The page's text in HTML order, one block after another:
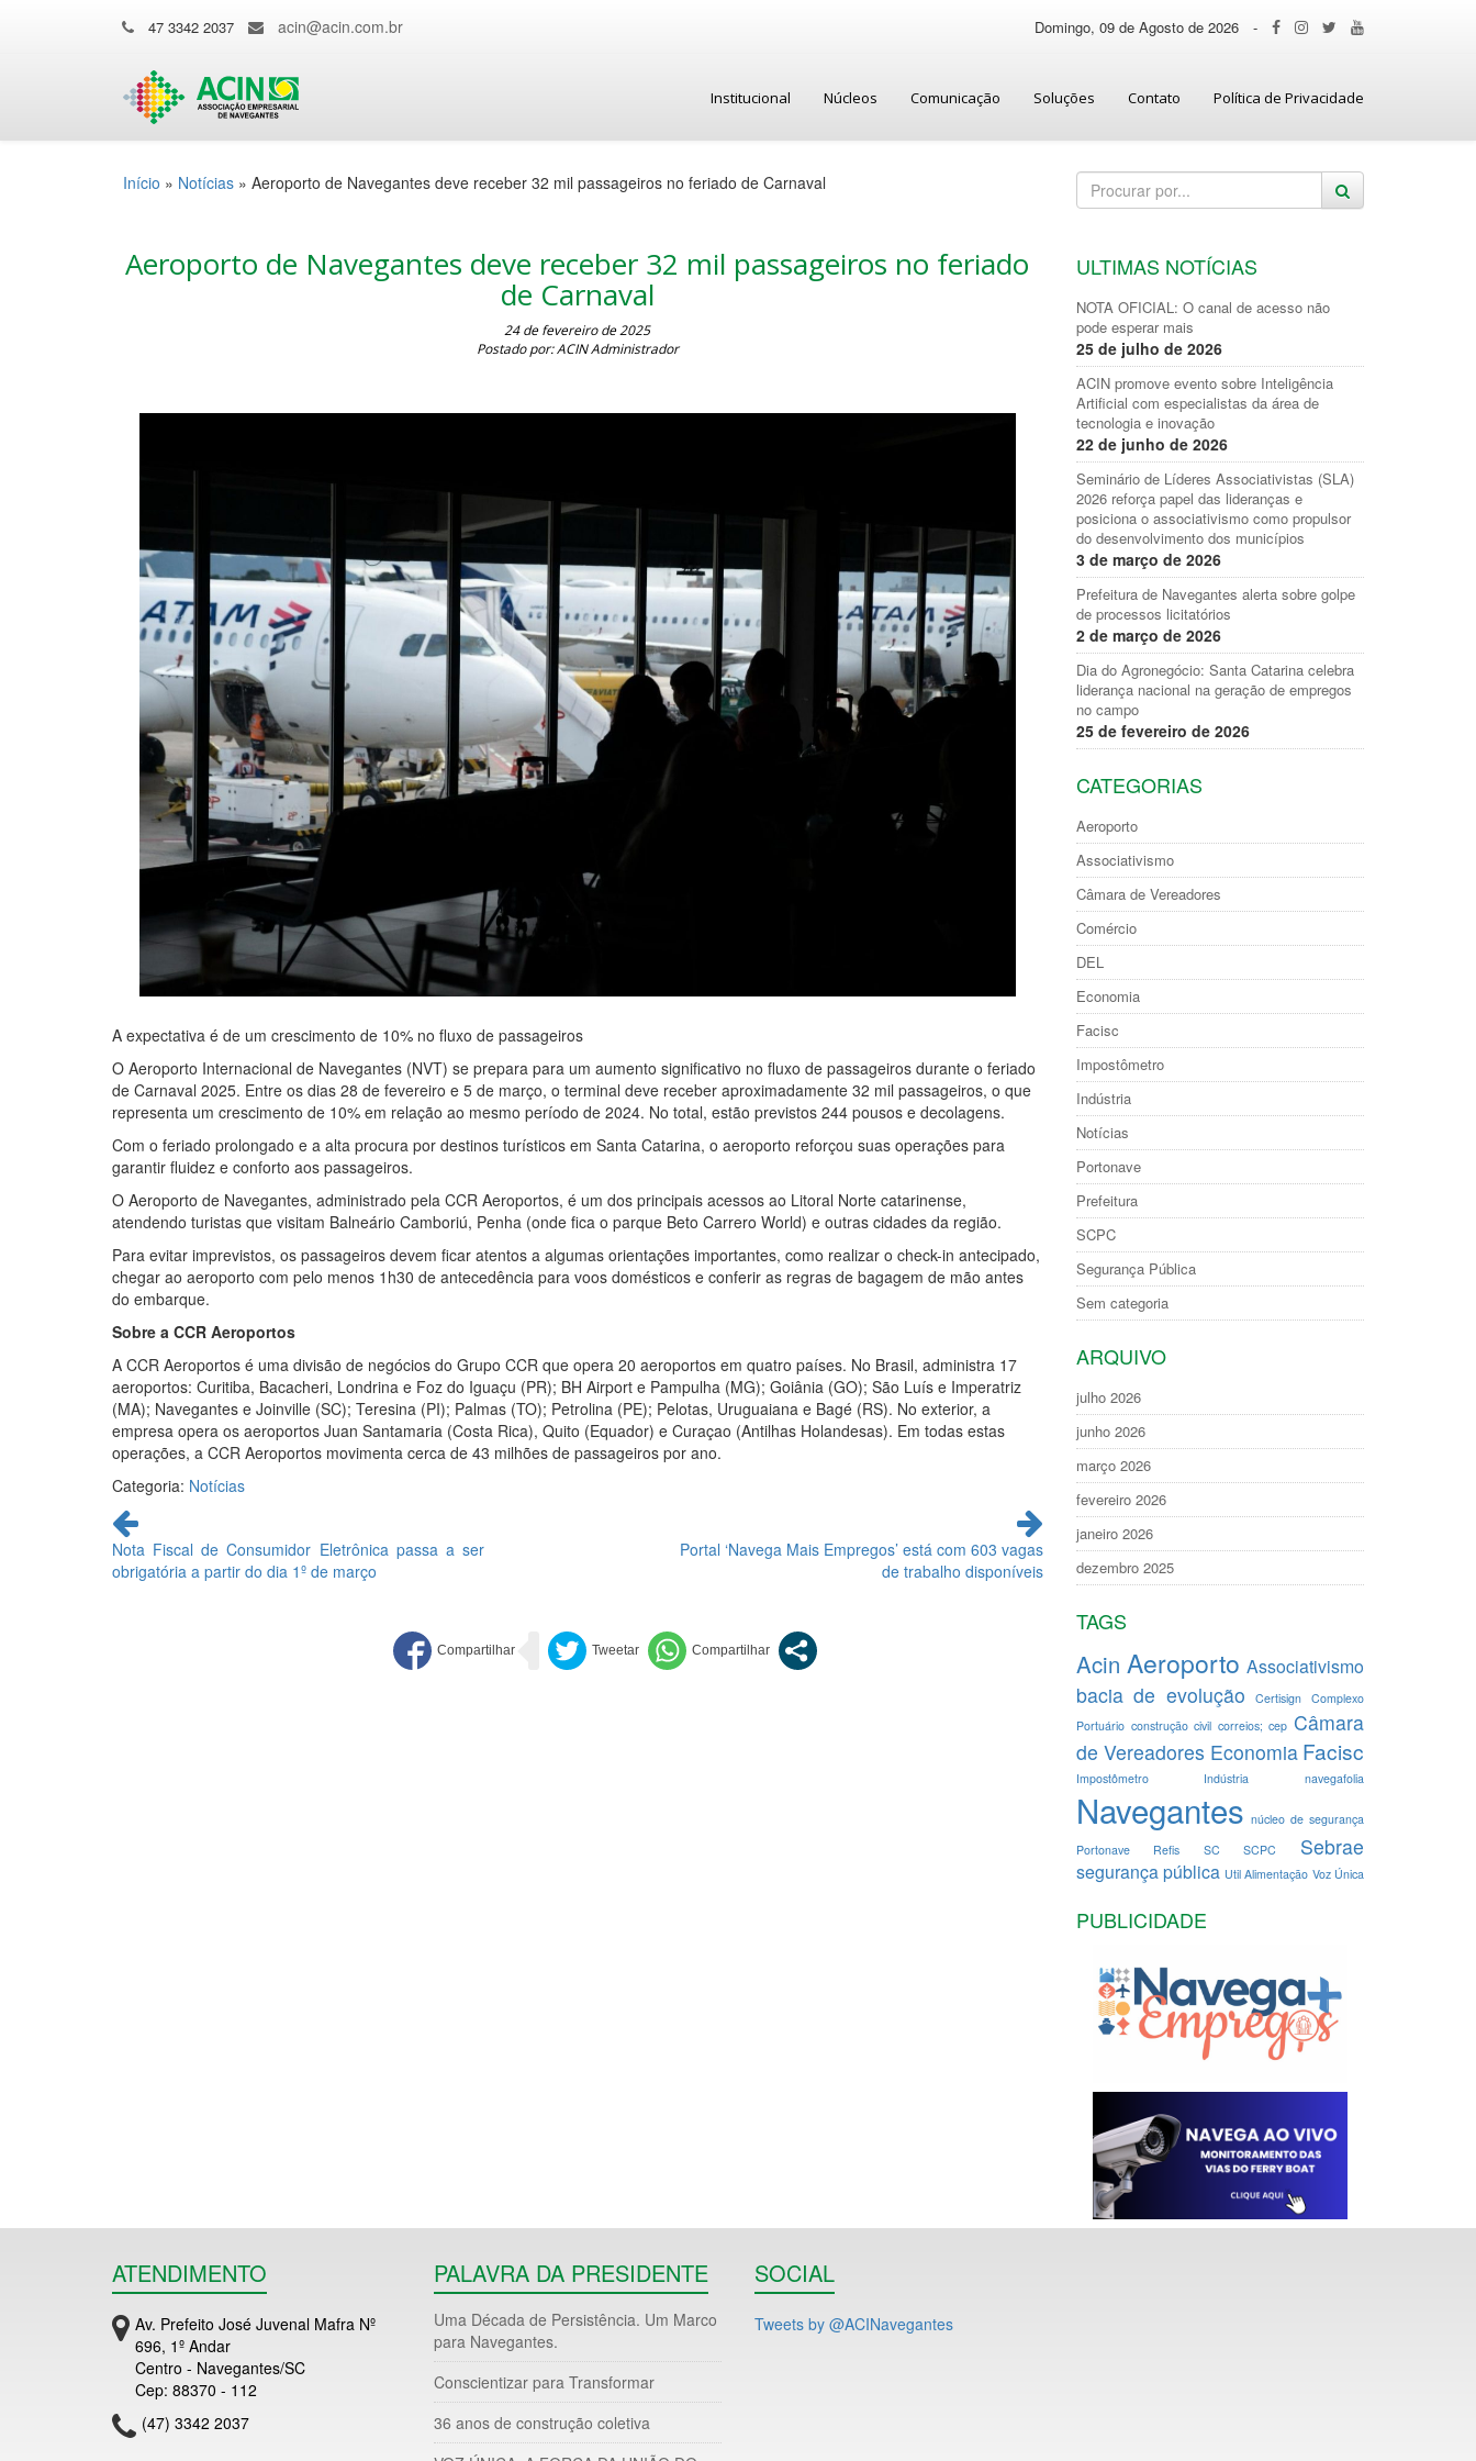
47 3342 2037 acin@acin.com.br Domingo, 09 de Agosto de 2026 -
Institucional Núcleos Comunicação Soluções Contato Política de Privacidade
Início » Notícias » Aeroporto de Navegantes deve receber 32 mil passageiros no feriado de Carnaval
Aeroporto de Navegantes deve receber 32 mil passageiros no feriado
de Carnaval
24 de fevereiro de 2025
Postado por: ACIN Administrador
A expectativa é de um crescimento de 10% no fluxo de passageiros
O Aeroporto Internacional de Navegantes (NVT) se prepara para um aumento significativo no fluxo de passageiros durante o feriado
de Carnaval 2025. Entre os dias 28 de fevereiro e 5 de março, o terminal deve receber aproximadamente 32 mil passageiros, o que
representa um crescimento de 10% em relação ao mesmo período de 2024. No total, estão previstos 244 pousos e decolagens.
Com o feriado prolongado e a alta procura por destinos turísticos em Santa Catarina, o aeroporto reforçou suas operações para
garantir fluidez e conforto aos passageiros.
O Aeroporto de Navegantes, administrado pela CCR Aeroportos, é um dos principais acessos ao Litoral Norte catarinense,
atendendo turistas que visitam Balneário Camboriú, Penha (onde fica o parque Beto Carrero World) e outras cidades da região.
Para evitar imprevistos, os passageiros devem ficar atentos a algumas orientações importantes, como realizar o check-in antecipado,
chegar ao aeroporto com pelo menos 1h30 de antecedência para voos domésticos e conferir as regras de bagagem de mão antes
do embarque.
Sobre a CCR Aeroportos
A CCR Aeroportos é uma divisão de negócios do Grupo CCR que opera 20 aeroportos em quatro países. No Brasil, administra 17
aeroportos: Curitiba, Bacacheri, Londrina e Foz do Iguaçu (PR); BH Airport e Pampulha (MG); Goiânia (GO); São Luís e Imperatriz
(MA); Navegantes e Joinville (SC); Teresina (PI); Palmas (TO); Petrolina (PE); Pelotas, Uruguaiana e Bagé (RS). No exterior, a
empresa opera os aeroportos Juan Santamaria (Costa Rica), Quito (Equador) e Curaçao (Antilhas Holandesas). Em todas estas
operações, a CCR Aeroportos movimenta cerca de 43 milhões de passageiros por ano.
Categoria: Notícias
Continue
lendo
Nota Fiscal de Consumidor Eletrônica passa a ser
obrigatória a partir do dia 1º de março
Portal ‘Navega Mais Empregos’ está com 603 vagas
de trabalho disponíveis
ULTIMAS NOTÍCIAS
NOTA OFICIAL: O canal de acesso não
pode esperar mais
25 de julho de 2026
ACIN promove evento sobre Inteligência
Artificial com especialistas da área de
tecnologia e inovação
22 de junho de 2026
Seminário de Líderes Associativistas (SLA)
2026 reforça papel das lideranças e
posiciona o associativismo como propulsor
do desenvolvimento dos municípios
3 de março de 2026
Prefeitura de Navegantes alerta sobre golpe
de processos licitatórios
2 de março de 2026
Dia do Agronegócio: Santa Catarina celebra
liderança nacional na geração de empregos
no campo
25 de fevereiro de 2026
CATEGORIAS
Aeroporto
Associativismo
Câmara de Vereadores
Comércio
DEL
Economia
Facisc
Impostômetro
Indústria
Notícias
Portonave
Prefeitura
SCPC
Segurança Pública
Sem categoria
ARQUIVO
julho 2026
junho 2026
março 2026
fevereiro 2026
janeiro 2026
dezembro 2025
TAGS
Acin Aeroporto Associativismo
bacia de evolução Certisign Complexo
Portuário construção civil correios; cep Câmara
de Vereadores Economia Facisc
Impostômetro Indústria navegafolia
Navegantes núcleo de segurança
Portonave
Refis SC SCPC Sebrae
segurança pública Util Alimentação Voz Única
PUBLICIDADE
ATENDIMENTO
Av. Prefeito José Juvenal Mafra Nº
696, 1º Andar
Centro - Navegantes/SC
Cep: 88370 - 112
(47) 3342 2037
PALAVRA DA PRESIDENTE
Uma Década de Persistência. Um Marco
para Navegantes.
Conscientizar para Transformar
36 anos de construção coletiva
SOCIAL
Tweets by @ACINavegantes